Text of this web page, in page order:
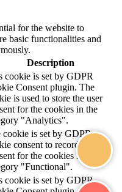
for the website to
basic functionalities and
Description
cookie is set by GDPR
Consent plugin. The
is used to store the user
for the cookies in the
"Analytics".
cookie is set by GDPR
consent to record the user
for the cookies in the
"Functional".
cookie is set by GDPR